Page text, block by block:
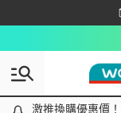
激推換購優惠價！立
激推換購優惠價
Tag:大掃